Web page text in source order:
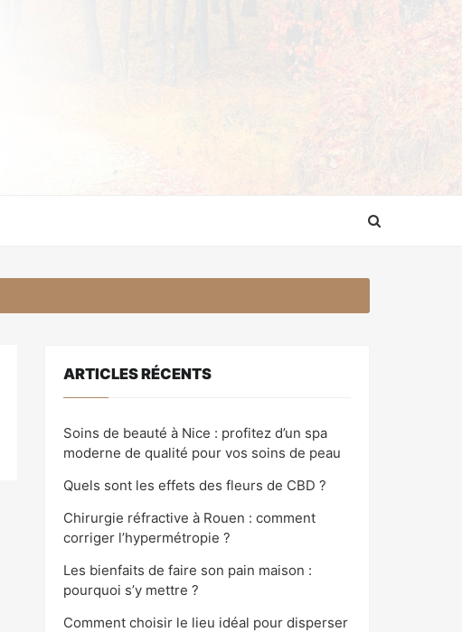
ARTICLES RÉCENTS
Soins de beauté à Nice : profitez d’un spa
moderne de qualité pour vos soins de peau
Quels sont les effets des fleurs de CBD ?
Chirurgie réfractive à Rouen : comment
corriger l’hypermétropie ?
Les bienfaits de faire son pain maison :
pourquoi s’y mettre ?
Comment choisir le lieu idéal pour disperser